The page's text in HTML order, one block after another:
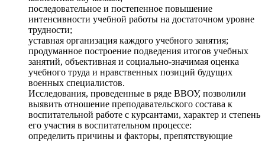
последовательное и постепенное повышение
интенсивности учебной работы на достаточном уровне
трудности;
уставная организация каждого учебного занятия;
продуманное построение подведения итогов учебных
занятий, объективная и социально-значимая оценка
учебного труда и нравственных позиций будущих
военных специалистов.
Исследования, проведенные в ряде ВВОУ, позволили
выявить отношение преподавательского состава к
воспитательной работе с курсантами, характер и степень
его участия в воспитательном процессе:
определить причины и факторы, препятствующие